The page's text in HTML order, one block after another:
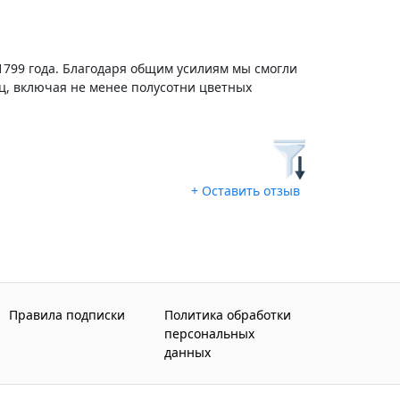
года. Благодаря общим усилиям мы смогли
включая не менее полусотни цветных
+ Оставить отзыв
Правила подписки
Политика обработки
персональных
данных